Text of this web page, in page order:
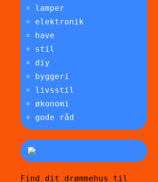
lamper
elektronik
have
stil
diy
byggeri
livsstil
økonomi
gode råd
Find dit drømmehus til